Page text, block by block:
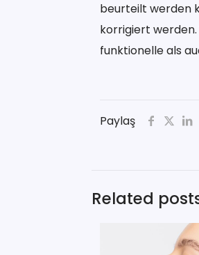
beurteilt werden
korrigiert
funktionelle als
Paylaş
Related